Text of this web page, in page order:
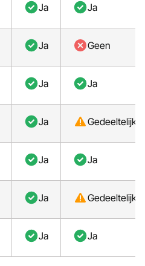
Ja Ja
Ja Geen
Ja Ja
Ja Gedeeltelijk
Ja Ja
Ja Gedeeltelijk
Ja Ja